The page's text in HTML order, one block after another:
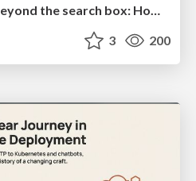
Beyond borders and beyond the search box: How to win the global "messy middle" with AI-driven SEO
3 200